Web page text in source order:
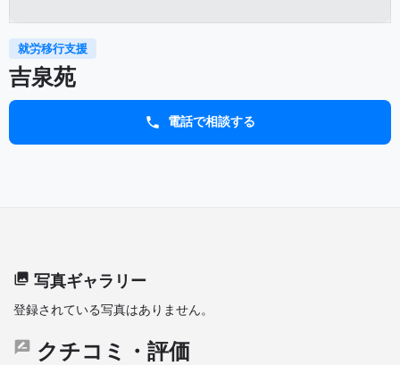
就労移行支援
吉泉苑
電話で相談する
写真ギャラリー
登録されている写真はありません。
クチコミ・評価